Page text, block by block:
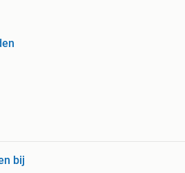
bij